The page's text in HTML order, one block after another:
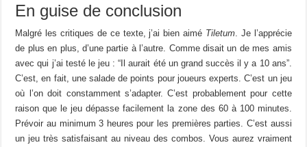
En guise de conclusion
Malgré les critiques de ce texte, j’ai bien aimé Tiletum . Je l’apprécie
de plus en plus, d’une partie à l’autre. Comme disait un de mes amis
avec qui j’ai testé le jeu : “Il aurait été un grand succès il y a 10 ans”.
C’est, en fait, une salade de points pour joueurs experts. C’est un jeu
où l’on doit constamment s’adapter. C’est probablement pour cette
raison que le jeu dépasse facilement la zone des 60 à 100 minutes.
Prévoir au minimum 3 heures pour les premières parties. C’est aussi
un jeu très satisfaisant au niveau des combos. Vous aurez vraiment